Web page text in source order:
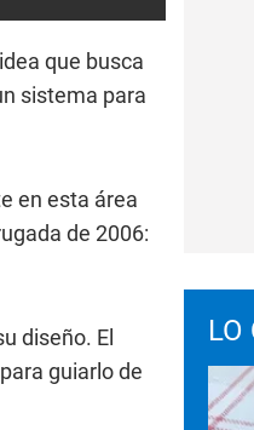
que busca
sistema para
en esta área
de 2006:
diseño. El
guiarlo de
LO